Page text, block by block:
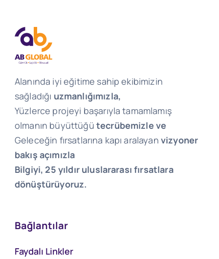
Alanında iyi eğitime sahip ekibimizin
sağladığı uzmanlığımızla,
Yüzlerce projeyi başarıyla tamamlamış
olmanın büyüttüğü tecrübemizle ve
Geleceğin fırsatlarına kapı aralayan vizyoner
bakış açımızla
Bilgiyi, 25 yıldır uluslararası fırsatlara
dönüştürüyoruz.
Bağlantılar
Faydalı Linkler